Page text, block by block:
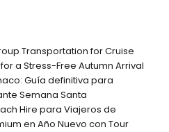
Transportation for Cruise
a Stress-Free Autumn Arrival
Guía definitiva para
Semana Santa
Hire para Viajeros de
en Año Nuevo con Tour